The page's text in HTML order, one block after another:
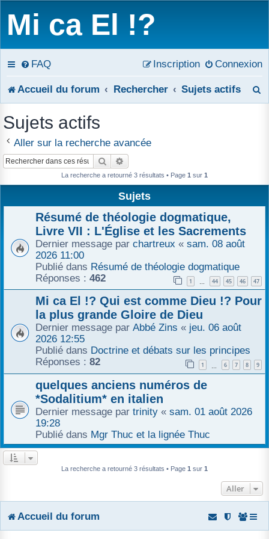
Mi ca El !?
FAQ Connexion
Inscription
Accueil du forum Rechercher Sujets actifs
Sujets actifs
Aller sur la recherche avancée
Rechercher
La recherche a retourné 3 résultats • Page 1 sur 1
Sujets
Résumé de théologie dogmatique,
Livre VII : L'Église et les Sacrements
Dernier message par chartreux « sam. 08 août
2026 11:00
Publié dans Résumé de théologie dogmatique
Réponses : 462 1 … 44 45 46 47
Mi ca El !? Qui est comme Dieu !? Pour
la plus grande Gloire de Dieu
Dernier message par Abbé Zins « jeu. 06 août
2026 12:55
Publié dans Doctrine et débats sur les principes
Réponses : 82 1 6 7 8 9
quelques anciens numéros de
*Sodalitium* en italien
Dernier message par trinity « sam. 01 août 2026
19:28
Publié dans Mgr Thuc et la lignée Thuc
La recherche a retourné 3 résultats • Page 1 sur 1
Aller
Accueil du forum